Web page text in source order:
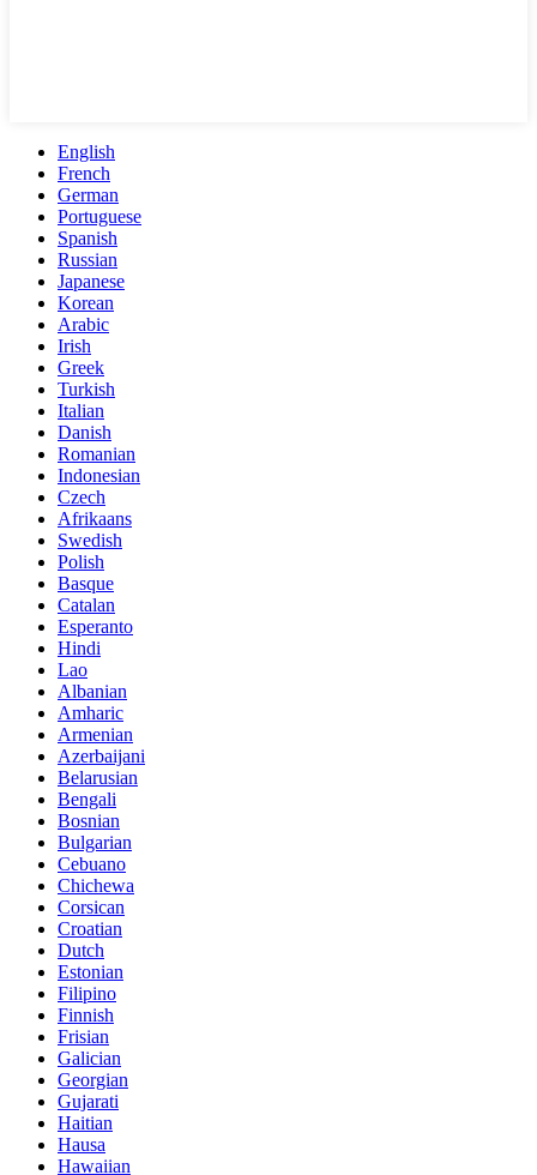
English
French
German
Portuguese
Spanish
Russian
Japanese
Korean
Arabic
Irish
Greek
Turkish
Italian
Danish
Romanian
Indonesian
Czech
Afrikaans
Swedish
Polish
Basque
Catalan
Esperanto
Hindi
Lao
Albanian
Amharic
Armenian
Azerbaijani
Belarusian
Bengali
Bosnian
Bulgarian
Cebuano
Chichewa
Corsican
Croatian
Dutch
Estonian
Filipino
Finnish
Frisian
Galician
Georgian
Gujarati
Haitian
Hausa
Hawaiian